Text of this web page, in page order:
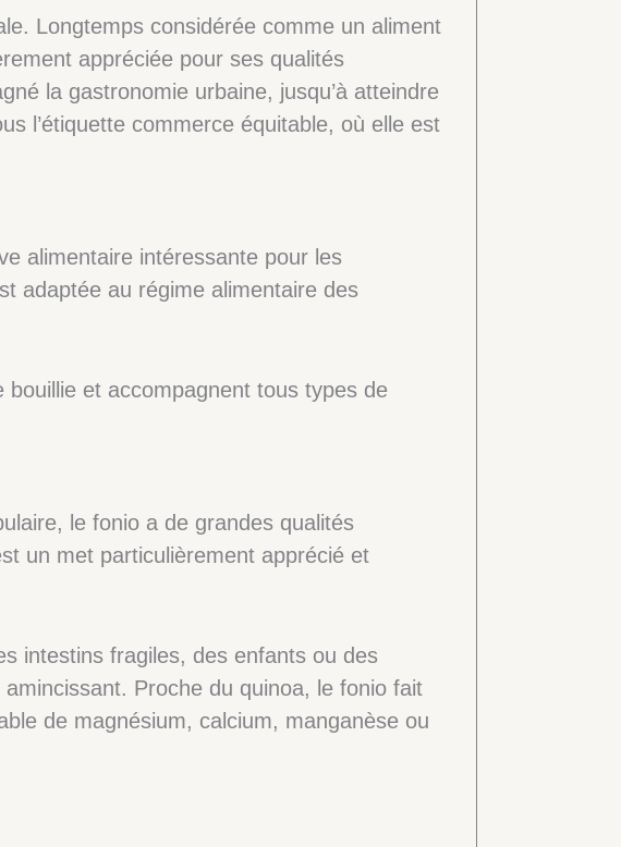
Longtemps considérée comme un aliment
appréciée pour ses qualités
la gastronomie urbaine, jusqu’à atteindre
l’étiquette commerce équitable, où elle est
alimentaire intéressante pour les
adaptée au régime alimentaire des
et accompagnent tous types de
le fonio a de grandes qualités
un met particulièrement apprécié et
intestins fragiles, des enfants ou des
Proche du quinoa, le fonio fait
de magnésium, calcium, manganèse ou